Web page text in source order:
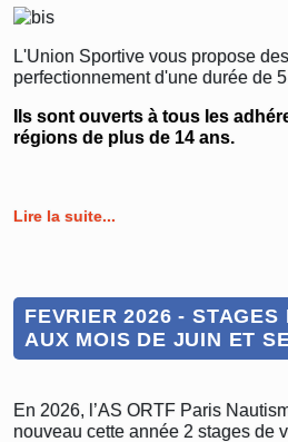
L'Union Sportive vous propose
perfectionnement d'une durée de
Ils sont ouverts à tous les
régions de plus de 14 ans.
Lire la suite...
FEVRIER 2026 - STAGES
AUX MOIS DE JUIN ET
En 2026, l’AS ORTF Paris
nouveau cette année 2 stages de